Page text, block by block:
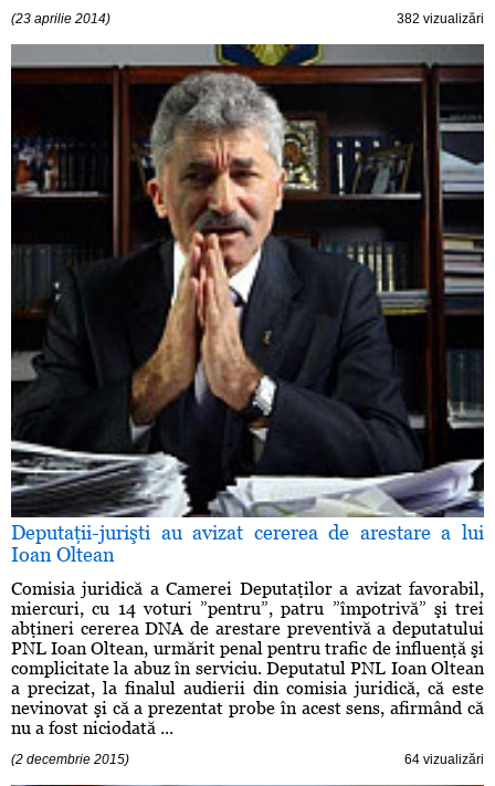
(23 aprilie 2014) 382 vizualizări
Deputaţii-jurişti au avizat cererea de arestare a lui
Ioan Oltean
Comisia juridică a Camerei Deputaţilor a avizat favorabil,
miercuri, cu 14 voturi ”pentru”, patru ”împotrivă” şi trei
abţineri cererea DNA de arestare preventivă a deputatului
PNL Ioan Oltean, urmărit penal pentru trafic de influenţă şi
complicitate la abuz în serviciu. Deputatul PNL Ioan Oltean
a precizat, la finalul audierii din comisia juridică, că este
nevinovat şi că a prezentat probe în acest sens, afirmând că
nu a fost niciodată ...
(2 decembrie 2015) 64 vizualizări